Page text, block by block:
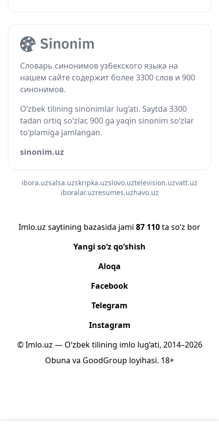
Словарь синонимов узбекского языка на
нашем сайте содержит более 3300 слов и 900
синонимов.
O‘zbek tilining sinonimlar lug‘ati. Saytda 3300
tadan ortiq so‘zlar, 900 ga yaqin sinonim so‘zlar
to‘plamiga jamlangan.
sinonim.uz
ibora.uzsalsa.uzskripka.uzslovo.uztelevision.uzvatt.uz
iboralar.uzresumes.uzhavo.uz
Imlo.uz saytining bazasida jami 87 110ta so‘z bor
Yangi so‘z qo‘shish
Aloqa
Facebook
Telegram
Instagram
© Imlo.uz — O‘zbek tilining imlo lug‘ati, 2014–2026
Obuna va GoodGroup loyihasi. 18+